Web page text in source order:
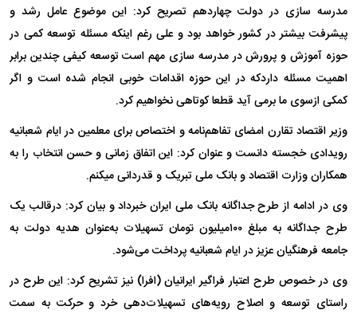
مدرسه سازی در دولت چهاردهم تصریح کرد: این موضوع عامل رشد و
پیشرفت بیشتر در کشور خواهد بود و علی رغم اینکه مسئله توسعه کمی در
حوزه آموزش و پرورش در مدرسه سازی مهم است توسعه کیفی چندین برابر
اهمیت مسئله داردکه در این حوزه اقدامات خوبی انجام شده است و اگر
کمکی ازسوی ما برمی آید قطعا کوتاهی نخواهیم کرد.
وزیر اقتصاد تقارن امضای تفاهم‌نامه و اختصاص برای معلمین در ایام شعبانیه
رویدادی خجسته دانست و عنوان کرد: این اتفاق زمانی و حسن انتخاب را به
همکاران وزارت اقتصاد و بانک ملی تبریک و قدردانی میکنم.
وی در ادامه از طرح جداگانه بانک ملی ایران خبرداد و بیان کرد: درقالب یک
طرح جداگانه به مبلغ ۱۰۰میلیون تومان تسهیلات به‌عنوان هدیه دولت به
جامعه فرهنگیان عزیز در ایام شعبانیه پرداخت می‌شود.
وی در خصوص طرح اعتبار فراگیر ایرانیان (افرا) نیز تشریح کرد: این طرح در
راستای توسعه و اصلاح رویه‌های تسهیلات‌دهی خرد و حرکت به سمت